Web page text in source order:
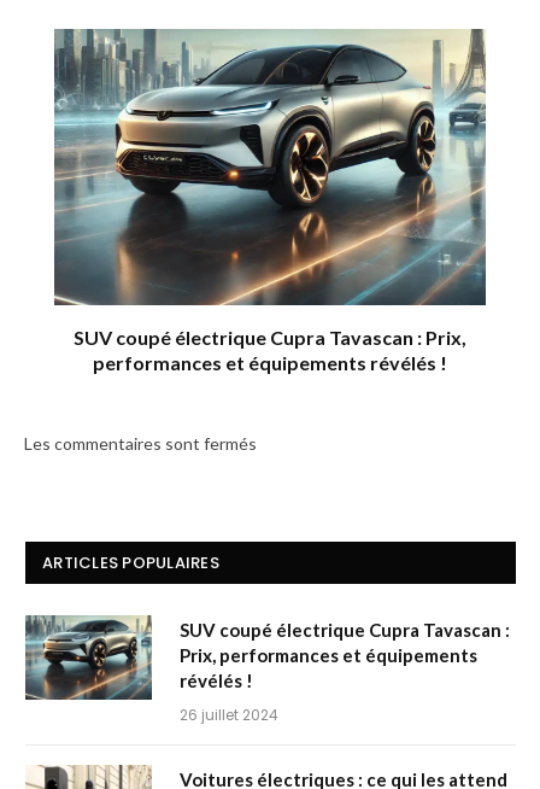
SUV coupé électrique Cupra Tavascan : Prix,
performances et équipements révélés !
Les commentaires sont fermés
ARTICLES POPULAIRES
SUV coupé électrique Cupra Tavascan :
Prix, performances et équipements
révélés !
26 juillet 2024
Voitures électriques : ce qui les attend